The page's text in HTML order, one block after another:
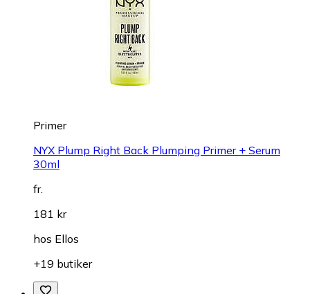
Primer
NYX Plump Right Back Plumping Primer + Serum
30ml
fr.
181 kr
hos Ellos
+19 butiker